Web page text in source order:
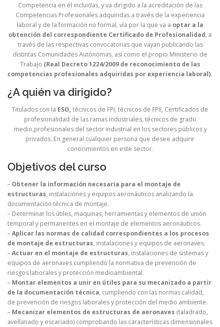
Competencia en él incluidas, y va dirigido a la acreditación de las
Competencias Profesionales adquiridas a través de la experiencia
laboral y de la formación no formal, vía por la que va a optar a la
obtención del correspondiente Certificado de Profesionalidad, a
través de las respectivas convocatorias que vayan publicando las
distintas Comunidades Autónomas, así como el propio Ministerio de
Trabajo (Real Decreto 1224/2009 de reconocimiento de las
competencias profesionales adquiridas por experiencia laboral).
¿A quién va dirigido?
Titulados con la ESO, técnicos de FPI, técnicos de FPII, Certificados de
profesionalidad de las ramas industriales, técnicos de grado
medio,profesionales del sector industrial en los sectores públicos y
privados. En general cualquier persona que desee adquirir
conocimientos en este sector.
Objetivos del curso
– Obtener la información necesaria para el montaje de
estructuras, instalaciones y equipos aeronáuticos analizando la
documentación técnica de montaje.
– Determinar los útiles, maquinas, herramientas y elementos de unión
temporal y permanentes en el montaje de elementos aeronáuticos.
–Aplicar las normas de calidad correspondientes a los procesos
de montaje de estructuras, instalaciones y equipos de aeronaves.
–Actuar en el montaje de estructuras, instalaciones de sistemas y
equipos de aeronaves cumpliendo la normativa de prevención de
riesgos laborales y protección medioambiental.
– Montar elementos a unir en útiles para su mecanizado a partir
de la documentación técnica, cumpliendo con las normas calidad,
de prevención de riesgos laborales y protección del medio ambiente.
– Mecanizar elementos de estructuras de aeronaves (taladrado,
avellanado y escariado) comprobando las características dimensionales